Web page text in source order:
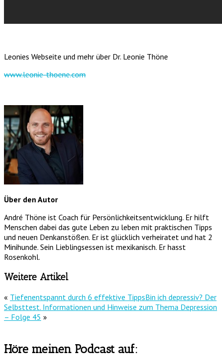
Leonies Webseite und mehr über Dr. Leonie Thöne
www.leonie-thoene.com
Über den Autor
André Thöne ist Coach für Persönlichkeitsentwicklung. Er hilft
Menschen dabei das gute Leben zu leben mit praktischen Tipps
und neuen Denkanstößen. Er ist glücklich verheiratet und hat 2
Minihunde. Sein Lieblingsessen ist mexikanisch. Er hasst
Rosenkohl.
Weitere Artikel
« Tiefenentspannt durch 6 effektive TippsBin ich depressiv? Der
Selbsttest. Informationen und Hinweise zum Thema Depression
– Folge 45 »
Höre meinen Podcast auf: